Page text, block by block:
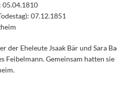
05.04.1810
07.12.1851
der Eheleute Jsaak Bär und Sara
Feibelmann. Gemeinsam hatten